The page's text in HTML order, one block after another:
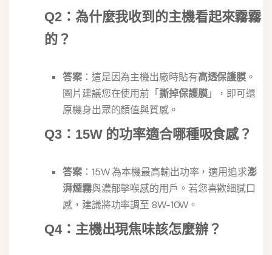
Q2：為什麼我收到的主機看起來霧霧
的？
答案：這是因為主機出廠時貼有高透保護膜 。
圖片建議您在使用前「撕掉保護膜」，即可還
原機身出眾的顏值與質感。
Q3：15W 的功率適合哪種吸食感？
答案：15W 為本機最高輸出功率，適用追求澎
湃煙霧與濃郁擊喉感的用戶。若您喜歡細膩口
感，建議將功率調至 8W-10W。
Q4：主機出現焦味該怎麼辦？